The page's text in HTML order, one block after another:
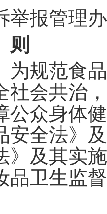
举报管理
范食品
社会共治
公众身体
安全法》
》及其实
品卫生监